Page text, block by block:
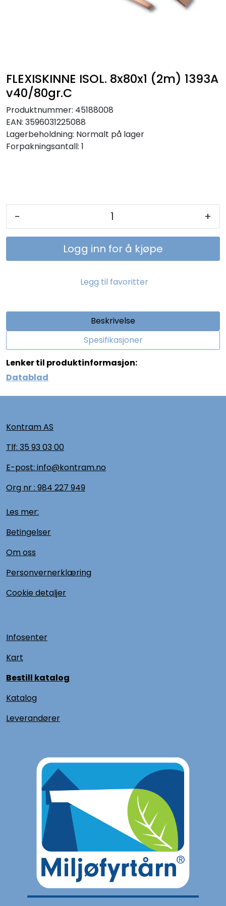
FLEXISKINNE ISOL. 8x80x1 (2m) 1393A
v40/80gr.C
Produktnummer: 45188008
EAN: 3596031225088
Lagerbeholdning: Normalt på lager
Forpakningsantall: 1
- +
Logg inn for å kjøpe
Legg til favoritter
Beskrivelse
Spesifikasjoner
Lenker til produktinformasjon:
Datablad
Kontram AS
Tlf: 35 93 03 00
E-post: info@kontram.no
Org nr : 984 227 949
Les mer:
Betingelser
Om oss
Personvernerklæring
Cookie detaljer
Infosenter
Kart
Bestill katalog
Katalog
Leverandører